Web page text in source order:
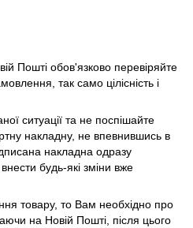
Пошті обов'язково перевіряйте
так само цілісність і
ситуації та не поспішайте
накладну, не впевнившись в
накладна одразу
будь-які зміни вже
товару, то Вам необхідно про
на Новій Пошті, після цього